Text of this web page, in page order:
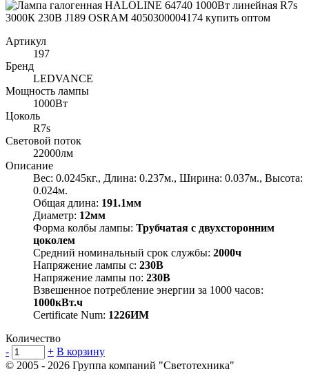
Артикул
197
Бренд
LEDVANCE
Мощность лампы
1000Вт
Цоколь
R7s
Световой поток
22000лм
Описание
Вес: 0.0245кг., Длина: 0.237м., Ширина: 0.037м., Высота:
0.024м.
Общая длина: 191.1мм
Диаметр: 12мм
Форма колбы лампы: Трубчатая с двухсторонним
цоколем
Средний номинальный срок службы: 2000ч
Напряжение лампы с: 230В
Напряжение лампы по: 230В
Взвешенное потребление энергии за 1000 часов:
1000кВт.ч
Certificate Num: 1226ИМ
Количество
-
+ В корзину
© 2005 - 2026 Группа компаний "Светотехника"